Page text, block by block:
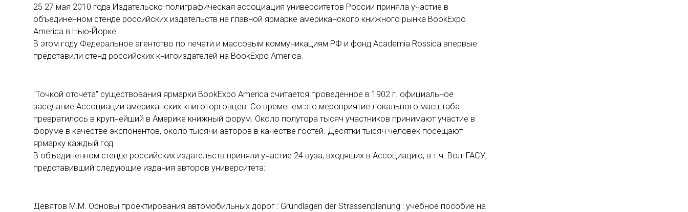
25 27 мая 2010 года Издательско-полиграфическая ассоциация университетов России приняла участие в
объединенном стенде российских издательств на главной ярмарке американского книжного рынка BookExpo
America в Нью-Йорке.
В этом году Федеральное агентство по печати и массовым коммуникациям РФ и фонд Academia Rossica впервые
представили стенд российских книгоиздателей на BookExpo America.
"Точкой отсчета" существования ярмарки BookExpo America считается проведенное в 1902 г. официальное
заседание Ассоциации американских книготорговцев. Со временем это мероприятие локального масштаба
превратилось в крупнейший в Америке книжный форум. Около полутора тысяч участников принимают участие в
форуме в качестве экспонентов, около тысячи авторов в качестве гостей. Десятки тысяч человек посещают
ярмарку каждый год.
В объединенном стенде российских издательств приняли участие 24 вуза, входящих в Ассоциацию, в т.ч. ВолгГАСУ,
представивший следующие издания авторов университета:
Девятов М.М. Основы проектирования автомобильных дорог : Grundlagen der Strassenplanung : учебное пособие на